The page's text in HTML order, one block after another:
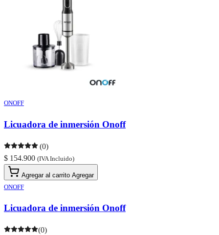
ONOFF
Licuadora de inmersión Onoff
(0)
$ 154.900 (IVA Incluido)
Agregar al carrito Agregar
ONOFF
Licuadora de inmersión Onoff
(0)